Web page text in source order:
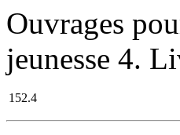
Ouvrages
jeunesse 4.
152.4